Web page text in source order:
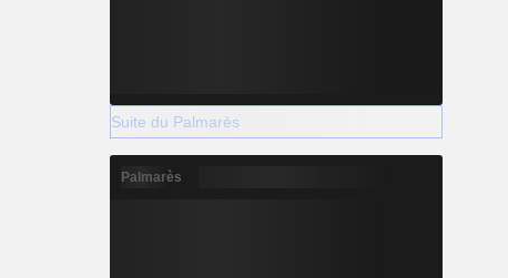
Suite du Palmarès
Palmarès